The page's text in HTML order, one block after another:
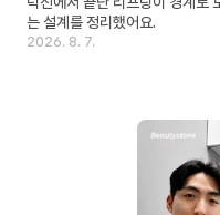
는 설계를 정리했어요.
2026. 8. 7.